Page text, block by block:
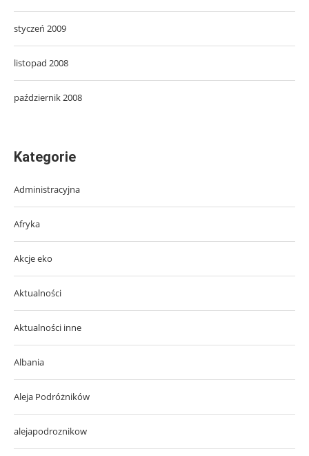
styczeń 2009
listopad 2008
październik 2008
Kategorie
Administracyjna
Afryka
Akcje eko
Aktualności
Aktualności inne
Albania
Aleja Podróżników
alejapodroznikow